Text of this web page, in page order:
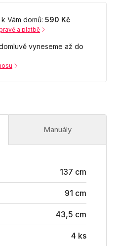
Vám domů: 590 Kč
a platbě
vyneseme až do
Manuály
137 cm
91 cm
43,5 cm
4 ks